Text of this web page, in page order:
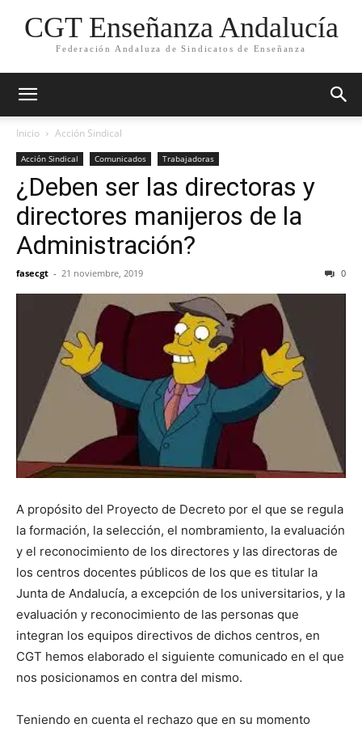
CGT Enseñanza Andalucía
Federación Andaluza de Sindicatos de Enseñanza
Inicio Acción Sindical
Acción Sindical Comunicados Trabajadoras
¿Deben ser las directoras y
directores manijeros de la
Administración?
fasecgt - 21 noviembre, 2019 0
A propósito del Proyecto de Decreto por el que se regula
la formación, la selección, el nombramiento, la evaluación
y el reconocimiento de los directores y las directoras de
los centros docentes públicos de los que es titular la
Junta de Andalucía, a excepción de los universitarios, y la
evaluación y reconocimiento de las personas que
integran los equipos directivos de dichos centros, en
CGT hemos elaborado el siguiente comunicado en el que
nos posicionamos en contra del mismo.
Teniendo en cuenta el rechazo que en su momento